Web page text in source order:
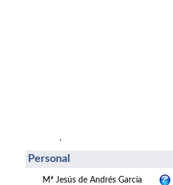
.
Personal
Mª Jesús de Andrés García